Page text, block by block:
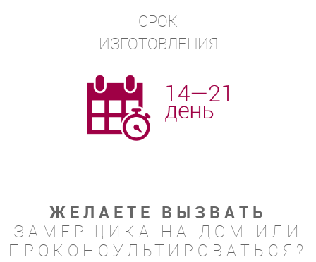
СРОК
ИЗГОТОВЛЕНИЯ
ЖЕЛАЕТЕ ВЫЗВАТЬ
ЗАМЕРЩИКА НА ДОМ ИЛИ
ПРОКОНСУЛЬТИРОВАТЬСЯ?